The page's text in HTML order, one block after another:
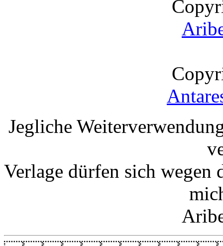
Jegliche
Verlage dürfen sich wegen